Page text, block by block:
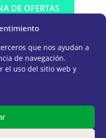
que nos ayudan a
de navegación.
el uso del sitio web y
DE OFERTAS